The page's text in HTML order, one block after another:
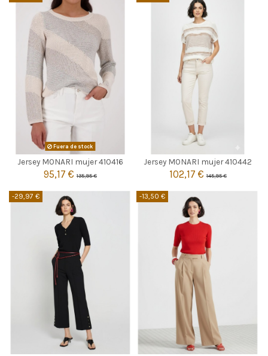
Fuera de stock
Jersey MONARI mujer 410416
95,17 €135,95 €
 Agotado Jersey MONARI mujer 410442
102,17 €145,95 €
BEIGE
40

Añadir al carrito
-29,97 €
NEGRO
-13,50 €
CORAL